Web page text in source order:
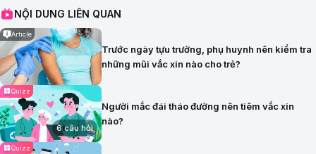
NỘI DUNG LIÊN QUAN
Article
Trước ngày tựu trường, phụ huynh nên kiểm tra
những mũi vắc xin nào cho trẻ?
Quizz
6 câu hỏi
Người mắc đái tháo đường nên tiêm vắc xin
nào?
Quizz